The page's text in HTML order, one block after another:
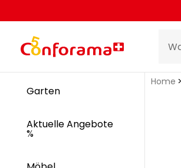
Garten
Aktuelle Angebote
%
Home